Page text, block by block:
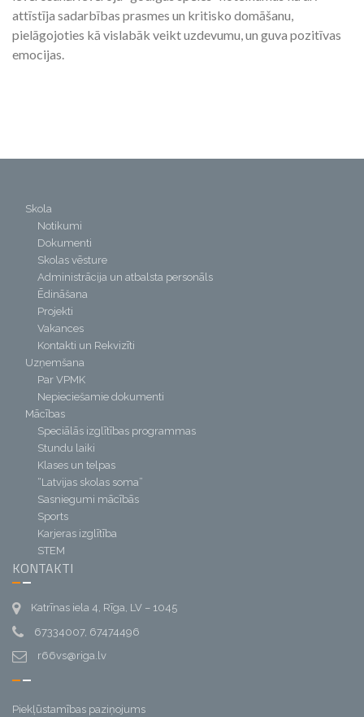
attīstīja sadarbības prasmes un kritisko domāšanu,
pielāgojoties kā vislabāk veikt uzdevumu, un guva pozitīvas
emocijas.
Skola
Notikumi
Dokumenti
Skolas vēsture
Administrācija un atbalsta personāls
Ēdināšana
Projekti
Vakances
Kontakti un Rekvizīti
Uzņemšana
Par VPMK
Nepieciešamie dokumenti
Mācības
Speciālās izglītības programmas
Stundu laiki
Klases un telpas
“Latvijas skolas soma”
Sasniegumi mācībās
Sports
Karjeras izglītība
STEM
KONTAKTI
Katrīnas iela 4, Rīga, LV – 1045
67334007, 67474496
r66vs@riga.lv
Piekļūstamības paziņojums